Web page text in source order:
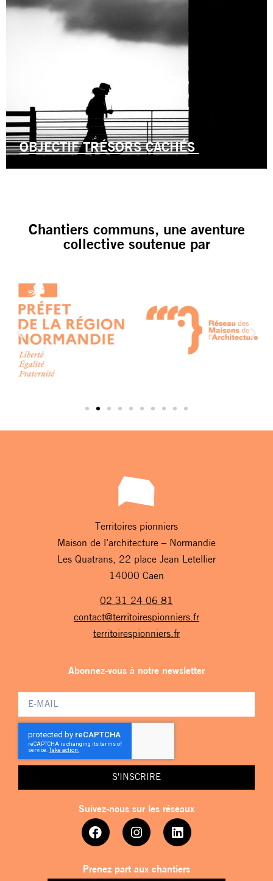
OBJECTIF TRÉSORS CACHÉS
Chantiers communs, une aventure
collective soutenue par
Territoires pionniers
Maison de l’architecture – Normandie
Les Quatrans, 22 place Jean Letellier
14000 Caen
02 31 24 06 81
contact@territoirespionniers.fr
territoirespionniers.fr
Abonnez-vous à notre newsletter
S'INSCRIRE
Suivez-nous sur les réseaux
Prenez part aux chantiers